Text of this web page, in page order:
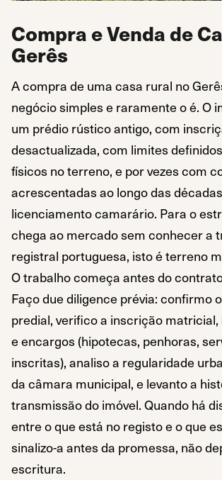
Compra e Venda de
Gerês
A compra de uma casa rural no
negócio simples e raramente o é. O
um prédio rústico antigo, com
desactualizada, com limites
físicos no terreno, e por vezes com
acrescentadas ao longo das
licenciamento camarário. Para o
chega ao mercado sem conhecer a
registral portuguesa, isto é terreno
O trabalho começa antes do
Faço due diligence prévia: confirmo
predial, verifico a inscrição
e encargos (hipotecas, penhoras,
inscritas), analiso a regularidade
da câmara municipal, e levanto a
transmissão do imóvel. Quando há
entre o que está no registo e o que
sinalizo-a antes da promessa, não
escritura.